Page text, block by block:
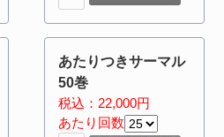
あたりつきサーマル
50巻
税込：22,000円
あたり回数